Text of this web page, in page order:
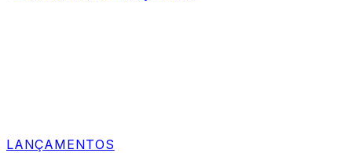
LANÇAMENTOS